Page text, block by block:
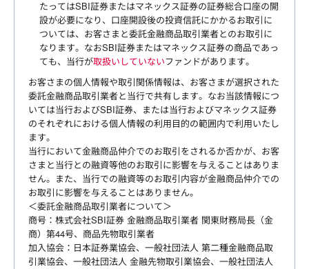
たってはSBI証券またはマネックス証券の証券総合口座の開
設が必要になり、口座開設後の投資信託にかかるお取引に
ついては、お客さまと委託金融商品取引業者とのお取引に
なります。なおSBI証券またはマネックス証券の商品であっ
ても、当行が取扱いしていないファンドがあります。
お客さまの個人情報や取引関係情報は、お客さまが選択された
委託金融商品取引業者と当行で共有します。なお当該情報につ
いては当行およびSBI証券、または当行およびマネックス証券
のそれぞれにおける個人情報の利用目的の範囲内で利用いたし
ます。
当行において金融商品仲介でのお取引をされるか否かが、お客
さまと当行との融資等他のお取引に影響を与えることはありま
せん。また、当行での融資等のお取引内容が金融商品仲介での
お取引に影響を与えることはありません。
＜委託金融商品取引業者について＞
商号：株式会社SBI証券 金融商品取引業者 関東財務局長（金
商）第44号、商品先物取引業者
加入協会：日本証券業協会、一般社団法人 第二種金融商品取
引業協会、一般社団法人 金融先物取引業協会、一般社団法人